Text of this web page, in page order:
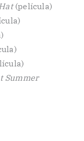
(película)
Summer